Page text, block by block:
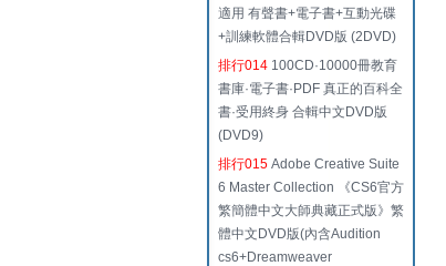
適用 有聲書+電子書+互動光碟
+訓練軟體合輯DVD版 (2DVD)
排行014 100CD·10000冊教育
書庫·電子書·PDF 真正的百科全
書·受用終身 合輯中文DVD版
(DVD9)
排行015 Adobe Creative Suite
6 Master Collection 《CS6官方
繁簡體中文大師典藏正式版》繁
體中文DVD版(內含Audition
cs6+Dreamweaver